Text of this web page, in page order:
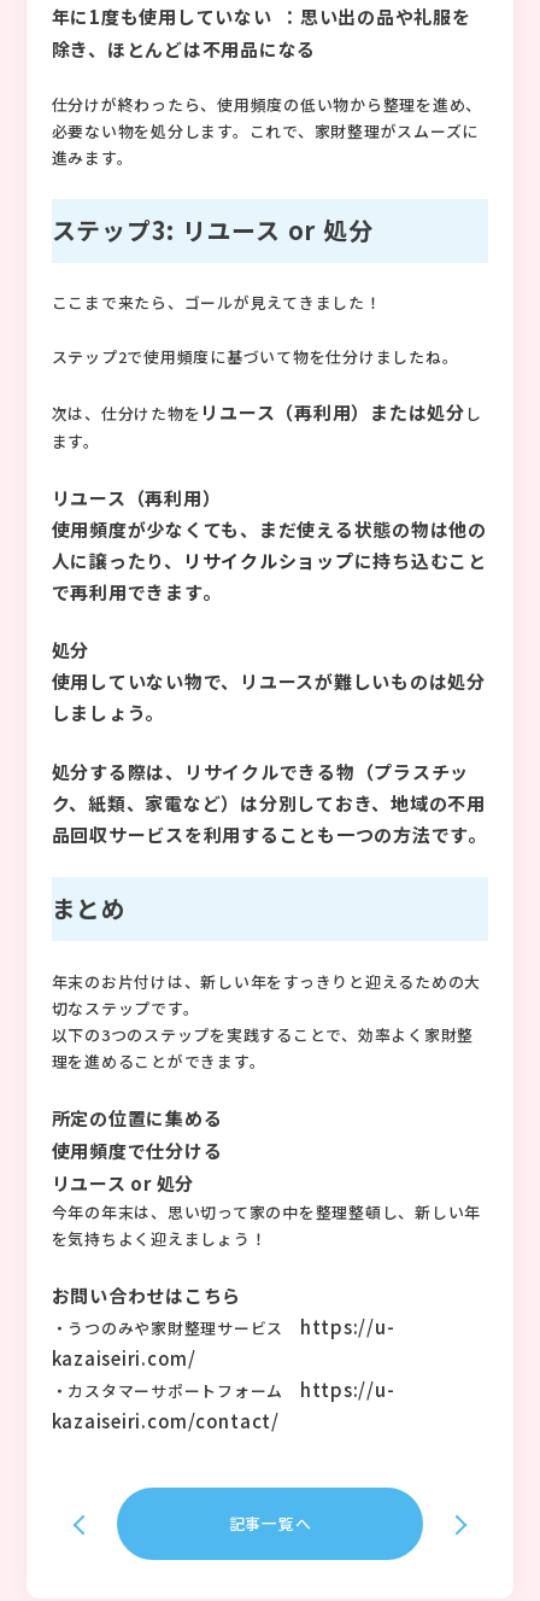
年に1度も使用していない ：思い出の品や礼服を
除き、ほとんどは不用品になる
仕分けが終わったら、使用頻度の低い物から整理を進め、
必要ない物を処分します。これで、家財整理がスムーズに
進みます。
ステップ3: リユース or 処分
ここまで来たら、ゴールが見えてきました！
ステップ2で使用頻度に基づいて物を仕分けましたね。
次は、仕分けた物を リユース（再利用）または処分 し
ます。
リユース（再利用）
使用頻度が少なくても、まだ使える状態の物は他の
人に譲ったり、
リサイクルショップに持ち込むこと
で再利用できます。
処分
使用していない物で、リユースが難しいものは処分
しましょう。
処分する際は、リサイクルできる物（プラスチッ
ク、紙類、家電など）は分別しておき、地域の不用
品回収サービスを利用することも一つの方法です。
まとめ
年末のお片付けは、新しい年をすっきりと迎えるための大
切なステップです。
以下の3つのステップを実践することで、効率よく家財整
理を進めることができます。
所定の位置に集める
使用頻度で仕分ける
リユース or 処分
今年の年末は、思い切って家の中を整理整頓し、新しい年
を気持ちよく迎えましょう！
お問い合わせはこちら
・うつのみや家財整理サービス https://u-
kazaiseiri.com/
・カスタマーサポートフォーム https://u-
kazaiseiri.com/contact/
記事一覧へ